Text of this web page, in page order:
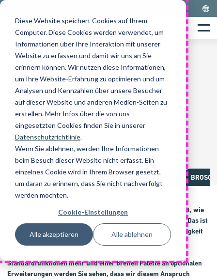
Diese Website speichert Cookies auf Ihrem
Computer. Diese Cookies werden verwendet, um
Informationen über Ihre Interaktion mit unserer
Website zu erfassen und damit wir uns an Sie
erinnern können. Wir nutzen diese Informationen,
um Ihre Website-Erfahrung zu optimieren und um
Analysen und Kennzahlen über unsere Besucher
auf dieser Website und anderen Medien-Seiten zu
erstellen. Mehr Infos über die von uns
eingesetzten Cookies finden Sie in unserer
Datenschutzrichtlinie.
Wenn Sie ablehnen, werden Ihre Informationen
beim Besuch dieser Website nicht erfasst. Ein
einzelnes Cookie wird in Ihrem Browser gesetzt,
um daran zu erinnern, dass Sie nicht nachverfolgt
werden möchten.
Cookie-Einstellungen
Alle akzeptieren Alle ablehnen
Skip
Home
Menu
RB16-25N3(H)(S)(X) Serie
INTENSIVE LEISTUNG
INTUITIVE BEDIENUNG
Schubmaststapler
1,6-2,5 Tonnen
48 Volt
MEDIEN
Ein universeller Schub­mast­stap­ler, der genau so funktioniert, wie
Ihre Bediener einen Schub­mast­stap­ler konzipieren würden. Das ist
ein großer Anspruch. Mit den Bedienelementen, der Vielseitigkeit
und Ergonomie, der Leistung, der guten Sicht, den
außergewöhnlichen Funktionen für die Sicherheit und vielen
Standardfunktionen mehr und einer breiten Palette an optionalen
Erweiterungen werden Sie sehen, dass wir diesem Anspruch